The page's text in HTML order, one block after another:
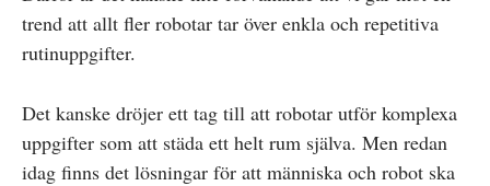
trend att allt fler robotar tar över enkla och repetitiva
rutinuppgifter.
Det kanske dröjer ett tag till att robotar utför komplexa
uppgifter som att städa ett helt rum själva. Men redan
idag finns det lösningar för att människa och robot ska